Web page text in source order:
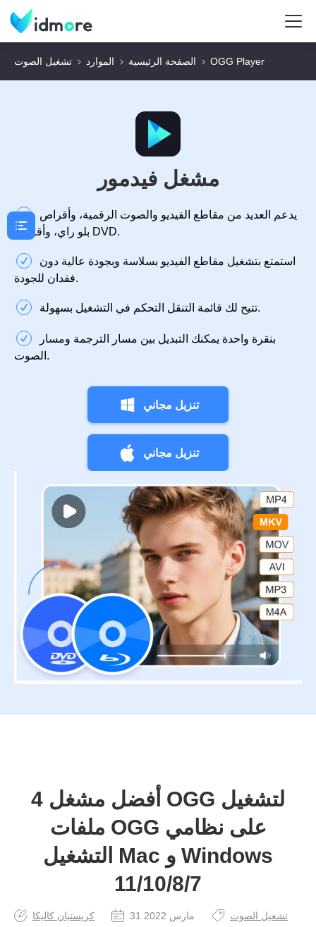
الصفحة الرئيسية الموارد تشغيل الصوت OGG Player
مشغل فيدمور
يدعم العديد من مقاطع الفيديو والصوت الرقمية، وأقراص
بلو راي، وأقراص DVD.
استمتع بتشغيل مقاطع الفيديو بسلاسة وبجودة عالية دون
فقدان للجودة.
تتيح لك قائمة التنقل التحكم في التشغيل بسهولة.
بنقرة واحدة يمكنك التبديل بين مسار الترجمة ومسار
الصوت.
تنزيل مجاني
تنزيل مجاني
4 أفضل مشغل OGG لتشغيل
ملفات OGG على نظامي
التشغيل Mac و Windows
11/10/8/7
كريستيان كاليكا 31 مارس 2022 تشغيل الصوت